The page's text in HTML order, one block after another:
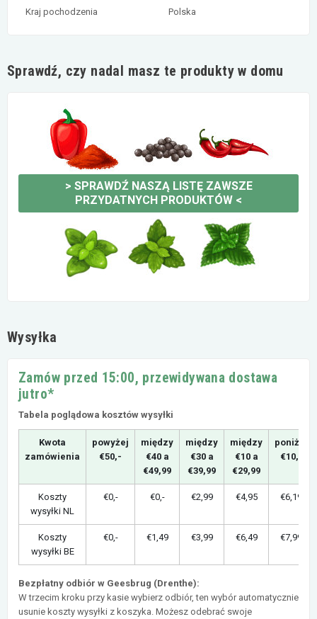
Kraj pochodzenia Polska
Sprawdź, czy nadal masz te produkty w domu
> SPRAWDŹ NASZĄ LISTĘ ZAWSZE
PRZYDATNYCH PRODUKTÓW <
Wysyłka
Zamów przed 15:00, przewidywana dostawa
jutro*
Tabela poglądowa kosztów wysyłki
Kwota
zamówienia
powyżej
€50,-
między
€40 a
€49,99
między
€30 a
€39,99
między
€10 a
€29,99
poniżej
€10,-
Koszty
wysyłki NL
€0,- €0,- €2,99 €4,95 €6,19
Koszty
wysyłki BE
€0,- €1,49 €3,99 €6,49 €7,99
Bezpłatny odbiór w Geesbrug (Drenthe):
W trzecim kroku przy kasie wybierz odbiór, ten wybór automatycznie
usunie koszty wysyłki z koszyka. Możesz odebrać swoje